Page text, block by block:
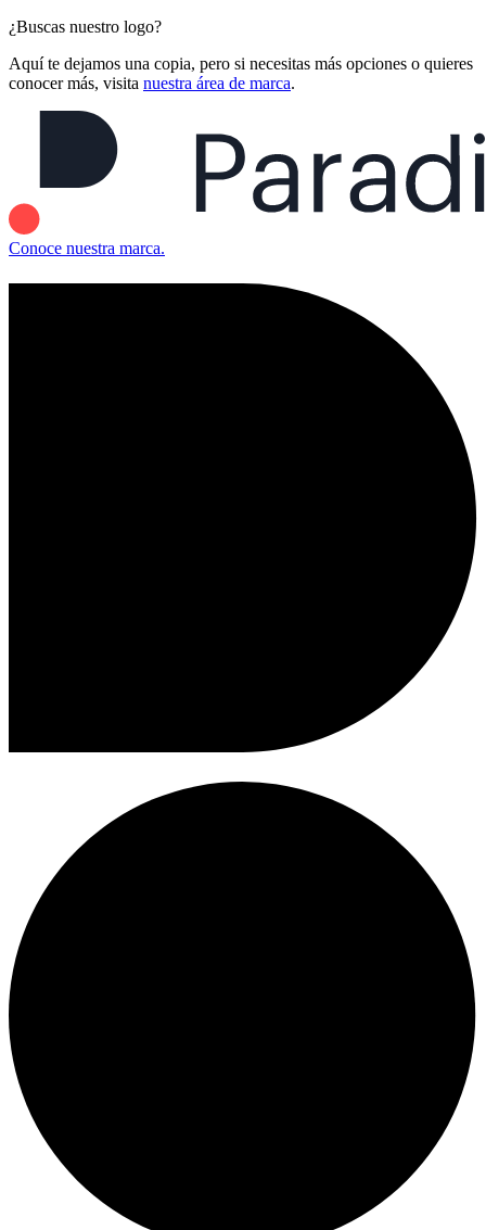
¿Buscas nuestro logo?
Aquí te dejamos una copia, pero si necesitas más opciones o quieres
conocer más, visita nuestra área de marca.
Conoce nuestra marca.